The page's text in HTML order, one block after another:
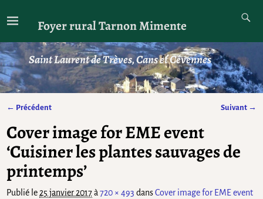
Foyer rural Tarnon Mimente
Saint Laurent de Trèves, Cans et Cévennes
← Précédent Suivant →
Cover image for EME event
‘Cuisiner les plantes sauvages de
printemps’
Publié le 25 janvier 2017à720 × 493 dansCover image for EME event